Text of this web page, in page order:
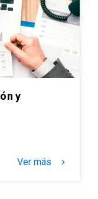
y
Ver más
keyboard_arrow_right